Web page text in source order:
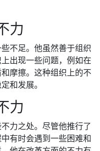
力
不足。他虽然善于组织
出现一些问题，例如在
摩擦。这种组织上的不
和发展。
力
力之处。尽管他推行了
有时会遇到一些困难和